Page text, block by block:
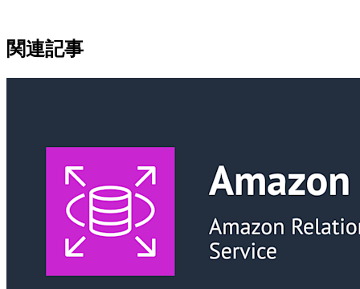
関連記事